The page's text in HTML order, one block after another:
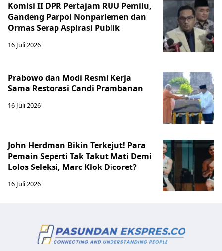
Komisi II DPR Pertajam RUU Pemilu,
Gandeng Parpol Nonparlemen dan
Ormas Serap Aspirasi Publik
16 Juli 2026
Prabowo dan Modi Resmi Kerja
Sama Restorasi Candi Prambanan
16 Juli 2026
John Herdman Bikin Terkejut! Para
Pemain Seperti Tak Takut Mati Demi
Lolos Seleksi, Marc Klok Dicoret?
16 Juli 2026